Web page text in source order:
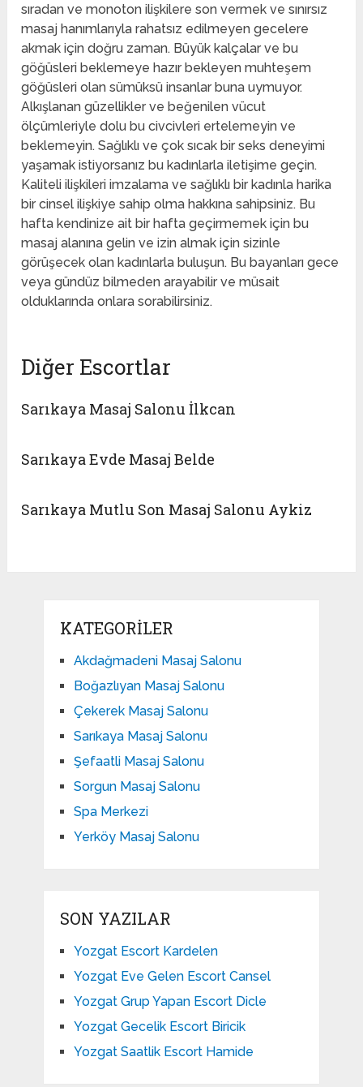
sıradan ve monoton ilişkilere son vermek ve sınırsız
masaj hanımlarıyla rahatsız edilmeyen gecelere
akmak için doğru zaman. Büyük kalçalar ve bu
göğüsleri beklemeye hazır bekleyen muhteşem
göğüsleri olan sümüksü insanlar buna uymuyor.
Alkışlanan güzellikler ve beğenilen vücut
ölçümleriyle dolu bu civcivleri ertelemeyin ve
beklemeyin. Sağlıklı ve çok sıcak bir seks deneyimi
yaşamak istiyorsanız bu kadınlarla iletişime geçin.
Kaliteli ilişkileri imzalama ve sağlıklı bir kadınla harika
bir cinsel ilişkiye sahip olma hakkına sahipsiniz. Bu
hafta kendinize ait bir hafta geçirmemek için bu
masaj alanına gelin ve izin almak için sizinle
görüşecek olan kadınlarla buluşun. Bu bayanları gece
veya gündüz bilmeden arayabilir ve müsait
olduklarında onlara sorabilirsiniz.
Diğer Escortlar
Sarıkaya Masaj Salonu İlkcan
Sarıkaya Evde Masaj Belde
Sarıkaya Mutlu Son Masaj Salonu Aykiz
KATEGORILER
Akdağmadeni Masaj Salonu
Boğazlıyan Masaj Salonu
Çekerek Masaj Salonu
Sarıkaya Masaj Salonu
Şefaatli Masaj Salonu
Sorgun Masaj Salonu
Spa Merkezi
Yerköy Masaj Salonu
SON YAZILAR
Yozgat Escort Kardelen
Yozgat Eve Gelen Escort Cansel
Yozgat Grup Yapan Escort Dicle
Yozgat Gecelik Escort Biricik
Yozgat Saatlik Escort Hamide